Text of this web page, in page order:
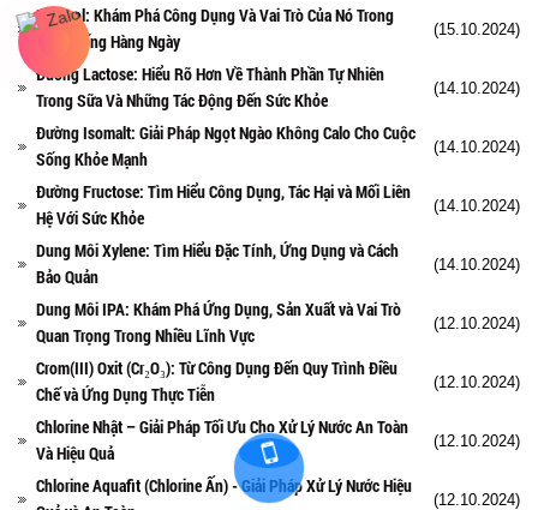
Ethanol: Khám Phá Công Dụng Và Vai Trò Của Nó Trong
Cuộc Sống Hàng Ngày
(15.10.2024)
Đường Lactose: Hiểu Rõ Hơn Về Thành Phần Tự Nhiên
Trong Sữa Và Những Tác Động Đến Sức Khỏe
(14.10.2024)
Đường Isomalt: Giải Pháp Ngọt Ngào Không Calo Cho Cuộc
Sống Khỏe Mạnh
(14.10.2024)
Đường Fructose: Tìm Hiểu Công Dụng, Tác Hại và Mối Liên
Hệ Với Sức Khỏe
(14.10.2024)
Dung Môi Xylene: Tìm Hiểu Đặc Tính, Ứng Dụng và Cách
Bảo Quản
(14.10.2024)
Dung Môi IPA: Khám Phá Ứng Dụng, Sản Xuất và Vai Trò
Quan Trọng Trong Nhiều Lĩnh Vực
(12.10.2024)
Crom(III) Oxit (Cr₂O₃): Từ Công Dụng Đến Quy Trình Điều
Chế và Ứng Dụng Thực Tiễn
(12.10.2024)
Chlorine Nhật – Giải Pháp Tối Ưu Cho Xử Lý Nước An Toàn
Và Hiệu Quả
(12.10.2024)
Chlorine Aquafit (Chlorine Ấn) - Giải Pháp Xử Lý Nước Hiệu
(12.10.2024)